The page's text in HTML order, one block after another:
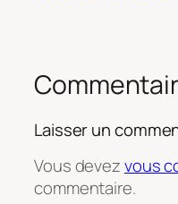
Laisser un
Vous devezvous
commentaire.